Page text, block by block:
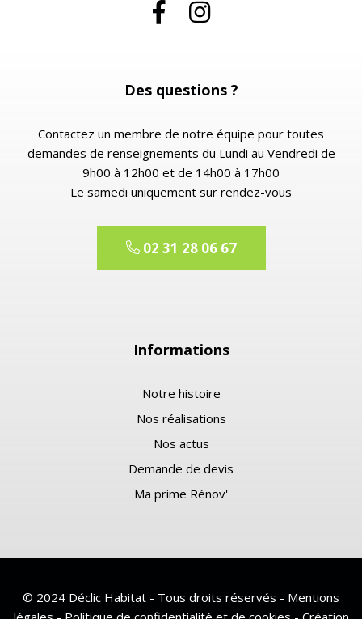
Des questions ?
Contactez un membre de notre équipe pour toutes
demandes de renseignements du Lundi au Vendredi de
9h00 à 12h00 et de 14h00 à 17h00
Le samedi uniquement sur rendez-vous
02 31 28 06 67
Informations
Notre histoire
Nos réalisations
Nos actus
Demande de devis
Ma prime Rénov'
© 2024 Déclic Habitat - Tous droits réservés - Mentions